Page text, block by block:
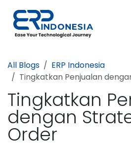
All Blogs
ERP Indonesia
Tingkatkan Penjualan
Tingkatkan
dengan
Order